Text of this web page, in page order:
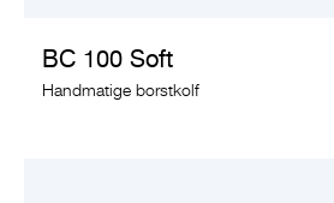
BC 100 Soft
Handmatige borstkolf